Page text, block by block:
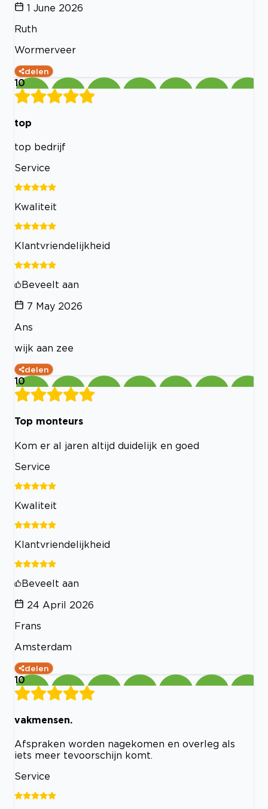
1 June 2026
Ruth
Wormerveer
delen
10
top
top bedrijf
Service
Kwaliteit
Klantvriendelijkheid
Beveelt aan
7 May 2026
Ans
wijk aan zee
delen
10
Top monteurs
Kom er al jaren altijd duidelijk en goed
Service
Kwaliteit
Klantvriendelijkheid
Beveelt aan
24 April 2026
Frans
Amsterdam
delen
10
vakmensen.
Afspraken worden nagekomen en overleg als
iets meer tevoorschijn komt.
Service